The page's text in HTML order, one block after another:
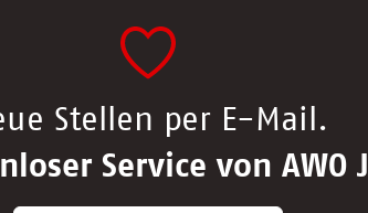
Stellen per E-Mail.
Service von AWO